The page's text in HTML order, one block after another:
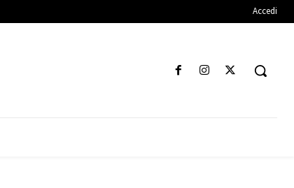
Accedi